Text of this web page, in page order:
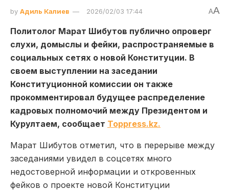
by Адиль Калиев 2026/02/03 17:44 AA
Политолог Марат Шибутов публично опроверг
слухи, домыслы и фейки, распространяемые в
социальных сетях о новой Конституции. В
своем выступлении на заседании
Конституционной комиссии он также
прокомментировал будущее распределение
кадровых полномочий между Президентом и
Курултаем, сообщает Toppress.kz.
Марат Шибутов отметил, что в перерыве между
заседаниями увидел в соцсетях много
недостоверной информации и откровенных
фейков о проекте новой Конституции